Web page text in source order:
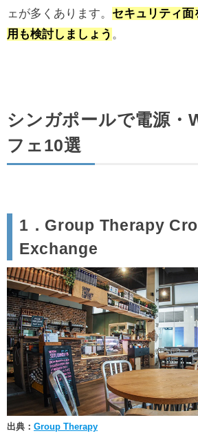
ェが多くあります。 セキュリティ面
用も検討しましょう 。
シンガポールで電源・
フェ10選
1．Group Therapy
Exchange
出典： Group Therapy